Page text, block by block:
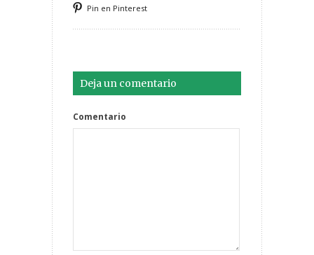
Pin en Pinterest
Deja un comentario
Comentario